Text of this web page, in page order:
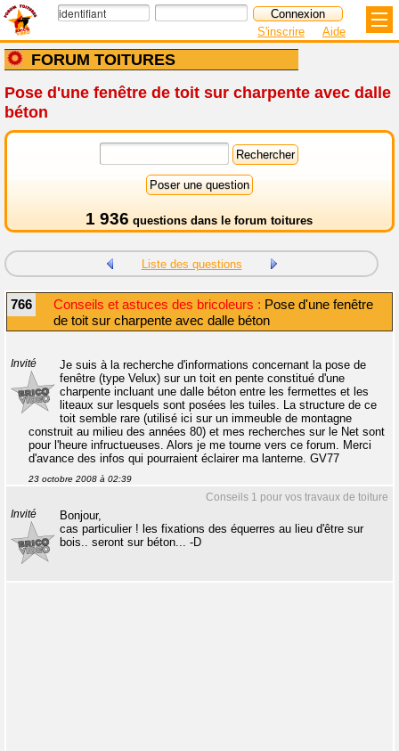
FORUM TOITURES
S'inscrire Aide
Pose d'une fenêtre de toit sur charpente avec dalle
béton
1 936 questions dans le forum toitures
Liste des questions
766 Conseils et astuces des bricoleurs : Pose d'une fenêtre
de toit sur charpente avec dalle béton
Invité
Je suis à la recherche d'informations concernant la pose de
fenêtre (type Velux) sur un toit en pente constitué d'une
charpente incluant une dalle béton entre les fermettes et les
liteaux sur lesquels sont posées les tuiles. La structure de ce
toit semble rare (utilisé ici sur un immeuble de montagne
construit au milieu des années 80) et mes recherches sur le Net sont
pour l'heure infructueuses. Alors je me tourne vers ce forum. Merci
d'avance des infos qui pourraient éclairer ma lanterne. GV77
23 octobre 2008 à 02:39
Conseils 1 pour vos travaux de toiture
Invité
Bonjour,
cas particulier ! les fixations des équerres au lieu d'être sur
bois.. seront sur béton... -D